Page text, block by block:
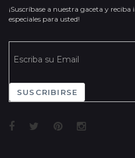
¡Suscríbase a nuestra gaceta y
especiales para usted!
SUSCRIBIRSE